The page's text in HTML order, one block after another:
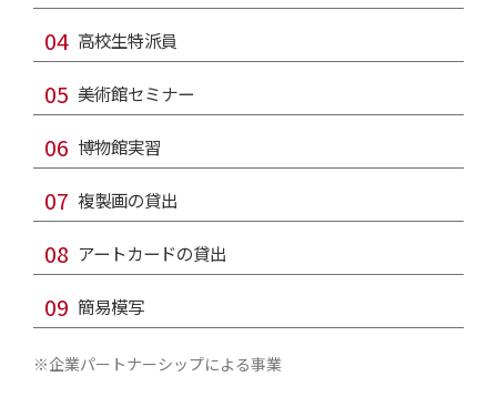
高校生特派員
美術館セミナー
博物館実習
複製画の貸出
アートカードの貸出
簡易模写
※企業パートナーシップによる事業